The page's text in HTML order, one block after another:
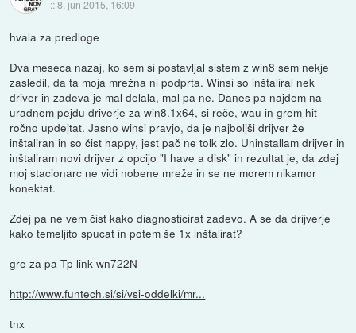
::8. jun 2015, 16:09
hvala za predloge
Dva meseca nazaj, ko sem si postavljal sistem z win8 sem nekje
zasledil, da ta moja mrežna ni podprta. Winsi so inštaliral nek
driver in zadeva je mal delala, mal pa ne. Danes pa najdem na
uradnem pejđu driverje za win8.1x64, si reče, wau in grem hit
ročno updejtat. Jasno winsi pravjo, da je najboljši drijver že
inštaliran in so čist happy, jest pač ne tolk zlo. Uninstallam drijver in
inštaliram novi drijver z opcijo "I have a disk" in rezultat je, da zdej
moj stacionarc ne vidi nobene mreže in se ne morem nikamor
konektat.
Zdej pa ne vem čist kako diagnosticirat zadevo. A se da drijverje
kako temeljito spucat in potem še 1x inštalirat?
gre za pa Tp link wn722N
http://www.funtech.si/si/vsi-oddelki/mr...
tnx